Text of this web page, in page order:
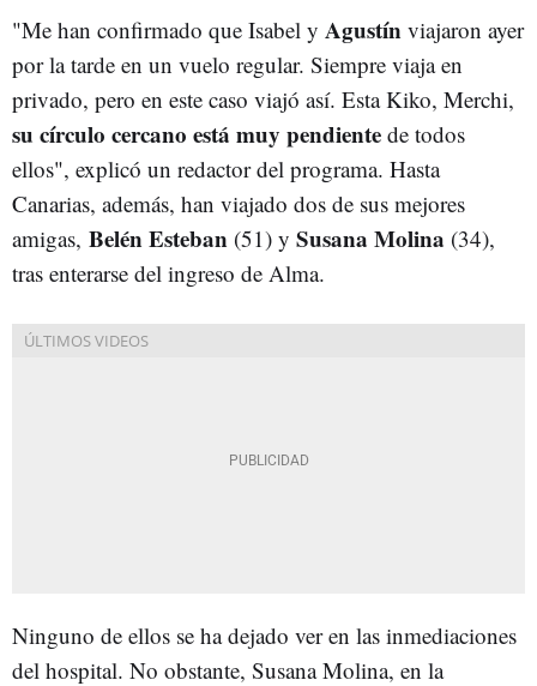
"Me han confirmado que Isabel y Agustín viajaron ayer
por la tarde en un vuelo regular. Siempre viaja en
privado, pero en este caso viajó así. Esta Kiko, Merchi,
su círculo cercano está muy pendiente de todos
ellos", explicó un redactor del programa. Hasta
Canarias, además, han viajado dos de sus mejores
amigas, Belén Esteban (51) y Susana Molina (34),
tras enterarse del ingreso de Alma.
Ninguno de ellos se ha dejado ver en las inmediaciones
del hospital. No obstante, Susana Molina, en la